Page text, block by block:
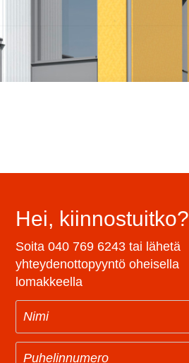
Hei, kiinnostuitko?
Soita 040 769 6243 tai lähetä
yhteydenottopyyntö oheisella
lomakkeella